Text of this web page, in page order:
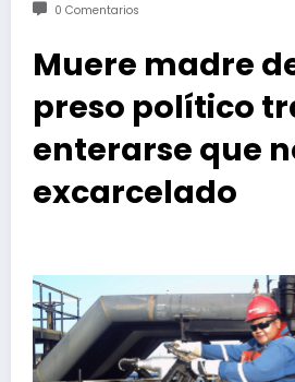
0 Comentarios
Muere madre
preso político
enterarse que
excarcelado